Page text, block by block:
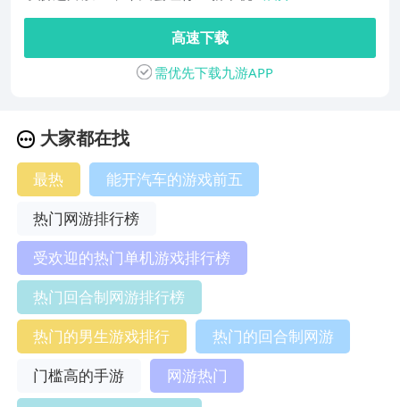
高速下载
需优先下载九游APP
大家都在找
最热
能开汽车的游戏前五
热门网游排行榜
受欢迎的热门单机游戏排行榜
热门回合制网游排行榜
热门的男生游戏排行
热门的回合制网游
门槛高的手游
网游热门